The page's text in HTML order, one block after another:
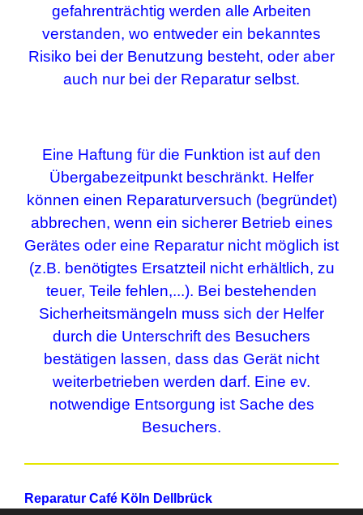
gefahrenträchtig werden alle Arbeiten
verstanden, wo entweder ein bekanntes
Risiko bei der Benutzung besteht, oder aber
auch nur bei der Reparatur selbst.
Eine Haftung für die Funktion ist auf den
Übergabezeitpunkt beschränkt. Helfer
können einen Reparaturversuch (begründet)
abbrechen, wenn ein sicherer Betrieb eines
Gerätes oder eine Reparatur nicht möglich ist
(z.B. benötigtes Ersatzteil nicht erhältlich, zu
teuer, Teile fehlen,...). Bei bestehenden
Sicherheitsmängeln muss sich der Helfer
durch die Unterschrift des Besuchers
bestätigen lassen, dass das Gerät nicht
weiterbetrieben werden darf. Eine ev.
notwendige Entsorgung ist Sache des
Besuchers.
Reparatur Café Köln Dellbrück